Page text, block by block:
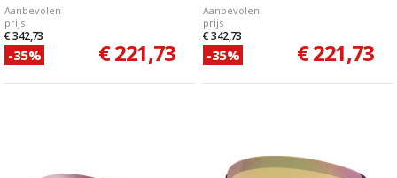
Aanbevolen
prijs
€ 342,73
-35% € 221,73
Aanbevolen
prijs
€ 342,73
-35% € 221,73